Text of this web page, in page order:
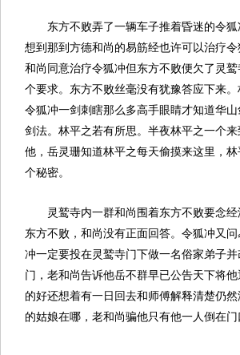
东方不败弄了一辆车子推着昏迷的令
想到那到方德和尚的易筋经也许可以治疗
和尚同意治疗令狐冲但东方不败便欠了灵
个要求。东方不败丝毫没有犹豫答应下来
令狐冲一剑刺瞎那么多高手眼睛才知道华
剑法。林平之若有所思。半夜林平之一个
他，岳灵珊知道林平之每天偷摸来这里，
个秘密。
灵鹫寺内一群和尚围着东方不败要念
东方不败，和尚没有正面回答。令狐冲又
冲一定要投在灵鹫寺门下做一名俗家弟子
门，老和尚告诉他岳不群早已公告天下将
的好还想着有一日回去和师傅解释清楚仍
的姑娘在哪，老和尚骗他只有他一人倒在